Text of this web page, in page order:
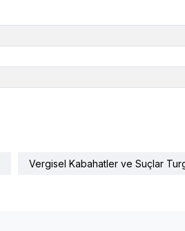
Vergisel Kabahatler ve Suçlar